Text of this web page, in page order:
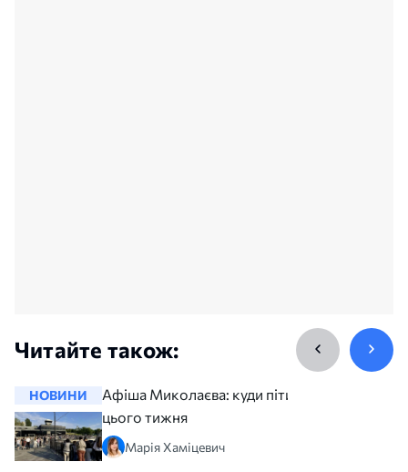
Читайте також:
НОВИНИ
Афіша Миколаєва: куди піти
цього тижня
Марія Хаміцевич